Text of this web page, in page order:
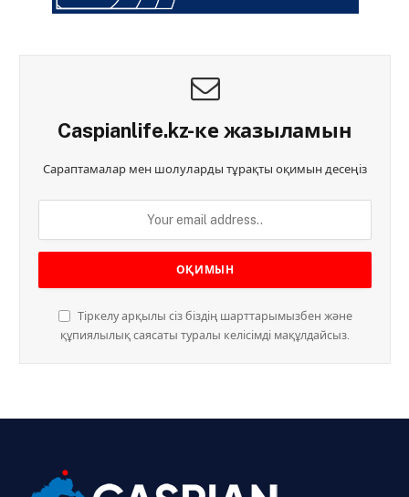
Caspianlife.kz-ке жазыламын
Сараптамалар мен шолуларды тұрақты оқимын десеңіз
Тіркелу арқылы сіз біздің шарттарымызбен және
құпиялылық саясаты туралы келісімді мақұлдайсыз.